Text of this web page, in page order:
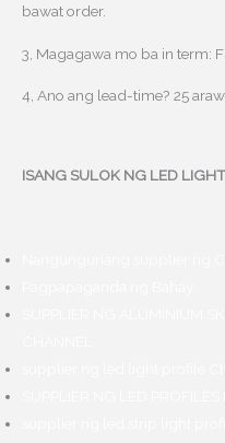
bawat order.
3, Magagawa mo ba in term:
4, Ano ang lead-time? 25
ISANG SULOK NG LED